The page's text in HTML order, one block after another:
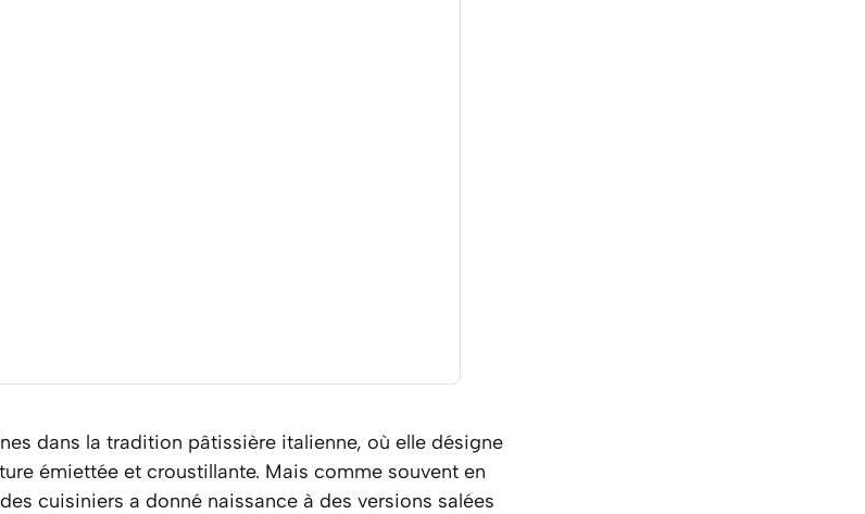
dans la tradition pâtissière italienne, où elle désigne
émiettée et croustillante. Mais comme souvent en
cuisiniers a donné naissance à des versions salées